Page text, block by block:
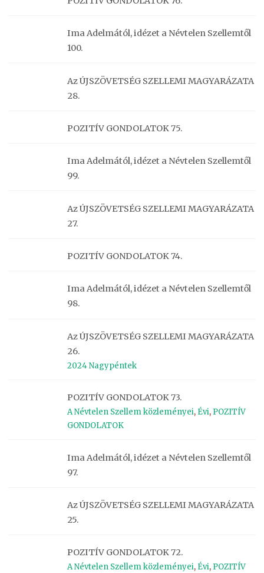
Ima Adelmától, idézet a Névtelen Szellemtől
100.
Az ÚJSZÖVETSÉG SZELLEMI MAGYARÁZATA
28.
POZITÍV GONDOLATOK 75.
Ima Adelmától, idézet a Névtelen Szellemtől
99.
Az ÚJSZÖVETSÉG SZELLEMI MAGYARÁZATA
27.
POZITÍV GONDOLATOK 74.
Ima Adelmától, idézet a Névtelen Szellemtől
98.
Az ÚJSZÖVETSÉG SZELLEMI MAGYARÁZATA
26.
2024 Nagypéntek
POZITÍV GONDOLATOK 73.
A Névtelen Szellem közleményei, Évi, POZITÍV
GONDOLATOK
Ima Adelmától, idézet a Névtelen Szellemtől
97.
Az ÚJSZÖVETSÉG SZELLEMI MAGYARÁZATA
25.
POZITÍV GONDOLATOK 72.
A Névtelen Szellem közleményei, Évi, POZITÍV